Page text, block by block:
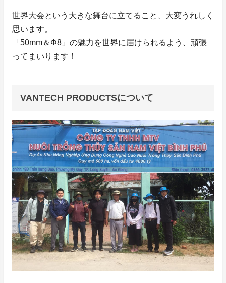
世界大会という大きな舞台に立てること、大変うれしく
思います。
「50mm＆Φ8」の魅力を世界に届けられるよう、頑張
ってまいります！
VANTECH PRODUCTSについて